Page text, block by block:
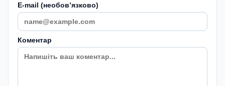
E-mail (необовʼязково)
Коментар